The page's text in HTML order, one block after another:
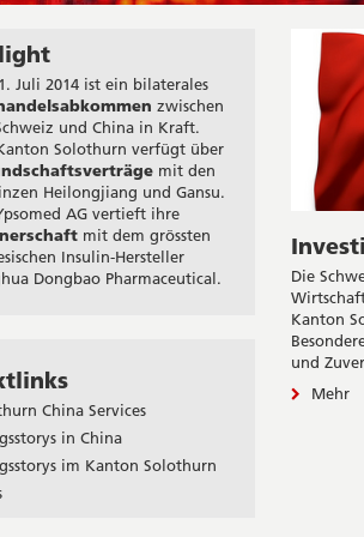
Juli 2014 ist ein bilaterales
zwischen
und China in Kraft.
Solothurn verfügt über
mit den
Heilongjiang und Gansu.
AG vertieft ihre
mit dem grössten
Insulin-Hersteller
Dongbao Pharmaceutical.
China Services
in China
im Kanton Solothurn
Die
Kanton
und
Mehr